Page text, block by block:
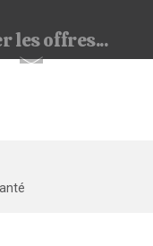
les offres...